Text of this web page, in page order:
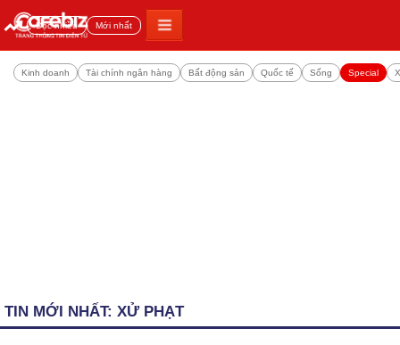
Đọc nhiều Mới nhất
Kinh doanh Tài chính ngân hàng Bất động sản Quốc tế Sống Special
TIN MỚI NHẤT: XỬ PHẠT